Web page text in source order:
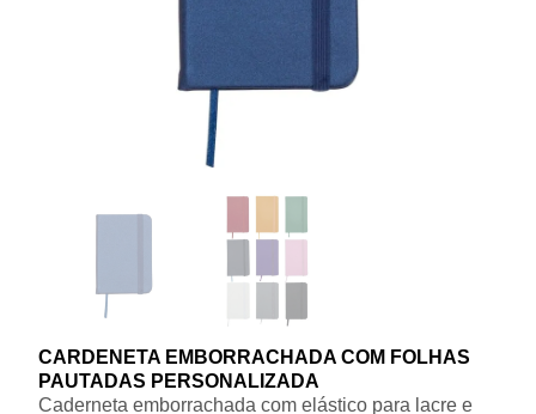
CARDENETA EMBORRACHADA COM FOLHAS
PAUTADAS PERSONALIZADA
Caderneta emborrachada com elástico para lacre e